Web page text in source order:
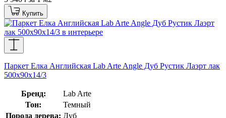
Купить
Паркет Елка Английская Lab Arte Angle Дуб Рустик Лаэрт лак
500х90х14/3
Бренд:
Lab Arte
Тон:
Темный
Порода дерева: Дуб